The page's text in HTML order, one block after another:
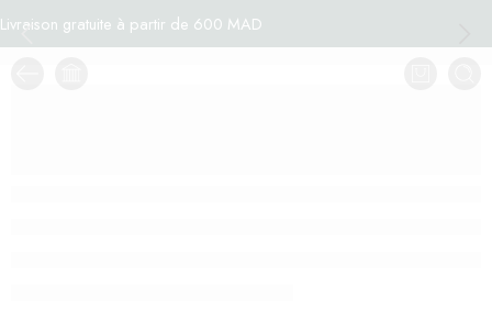
Livraison gratuite à partir de 600 MAD